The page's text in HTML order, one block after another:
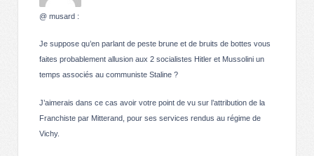
@ musard :
Je suppose qu’en parlant de peste brune et de bruits de bottes vous
faites probablement allusion aux 2 socialistes Hitler et Mussolini un
temps associés au communiste Staline ?
J’aimerais dans ce cas avoir votre point de vu sur l’attribution de la
Franchiste par Mitterand, pour ses services rendus au régime de
Vichy.